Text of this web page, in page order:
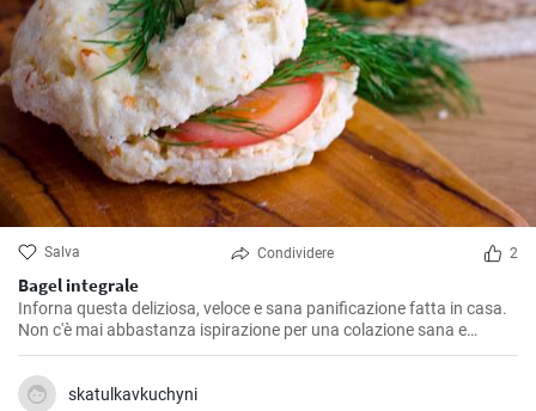
Salva Condividere 2
Bagel integrale
Inforna questa deliziosa, veloce e sana panificazione fatta in casa.
Non c'è mai abbastanza ispirazione per una colazione sana e
gustosa.
skatulkavkuchyni